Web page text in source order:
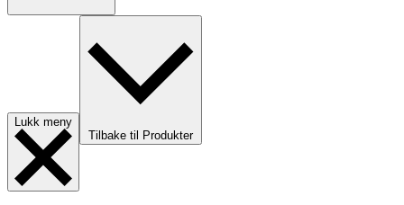
Lukk meny
Tilbake til Produkter